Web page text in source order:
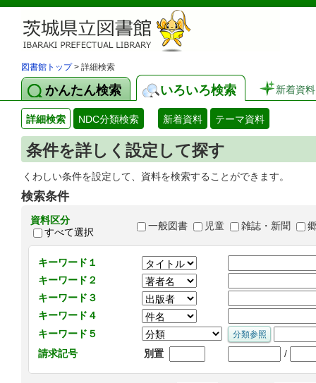
図書館トップ> 詳細検索
かんたん検索 いろいろ検索 新着資料
詳細検索 NDC分類検索 新着資料 テーマ資料
条件を詳しく設定して探す
くわしい条件を設定して、資料を検索することができます。
検索条件
資料区分
すべて選択
一般図書 児童 雑誌・新聞
キーワード１
キーワード２
キーワード３
キーワード４
キーワード５
請求記号
別置 /